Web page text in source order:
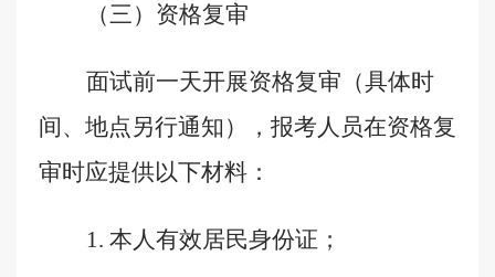
（三）资格复审
面试前一天开展资格复审（具体时
间、地点另行通知）， 报考人员在资格复
审时应提供以下材料：
1. 本人有效居民身份证；